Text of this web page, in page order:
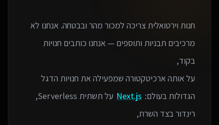
חנות וירטואלית צריכה למכור מהר ובבטחה. אנחנו לא
מרכיבים תבניות ותוספים — אנחנו כותבים חנויות
על אותה ארכיטקטורה שמפעילה את חנויות הדגל
הגדולות בעולם: Next.js
על תשתית Serverless,